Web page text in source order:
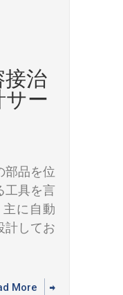
接治
サー
部品を位
工具を言
に自動
計してお
More